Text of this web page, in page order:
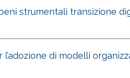
strumentali transizione
di modelli